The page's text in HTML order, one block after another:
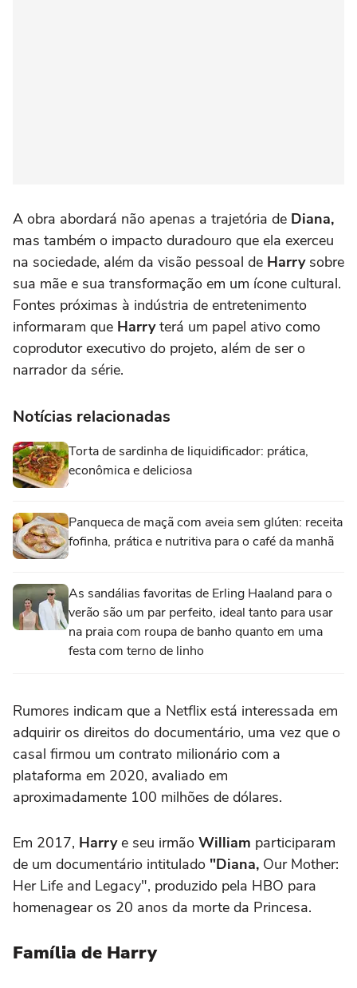
A obra abordará não apenas a trajetória de Diana,
mas também o impacto duradouro que ela exerceu
na sociedade, além da visão pessoal de Harrysobre
sua mãe e sua transformação em um ícone cultural.
Fontes próximas à indústria de entretenimento
informaram que Harryterá um papel ativo como
coprodutor executivo do projeto, além de ser o
narrador da série.
Notícias relacionadas
Torta de sardinha de liquidificador: prática,
econômica e deliciosa
Panqueca de maçã com aveia sem glúten: receita
fofinha, prática e nutritiva para o café da manhã
As sandálias favoritas de Erling Haaland para o
verão são um par perfeito, ideal tanto para usar
na praia com roupa de banho quanto em uma
festa com terno de linho
Rumores indicam que a Netflix está interessada em
adquirir os direitos do documentário, uma vez que o
casal firmou um contrato milionário com a
plataforma em 2020, avaliado em
aproximadamente 100 milhões de dólares.
Em 2017, Harrye seu irmão William participaram
de um documentário intitulado "Diana, Our Mother:
Her Life and Legacy", produzido pela HBO para
homenagear os 20 anos da morte da Princesa.
Família de Harry